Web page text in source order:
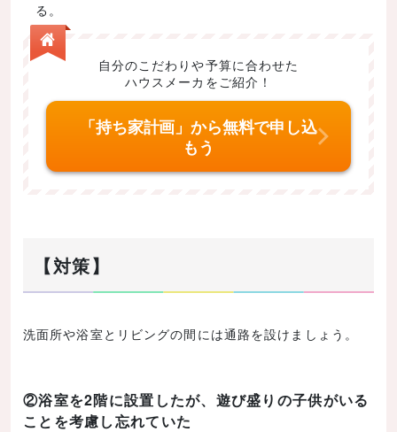
る。
自分のこだわりや予算に合わせた
ハウスメーカをご紹介！
「持ち家計画」から無料で申し込
もう
【対策】
洗面所や浴室とリビングの間には通路を設けましょう。
②浴室を2階に設置したが、遊び盛りの子供がいる
ことを考慮し忘れていた